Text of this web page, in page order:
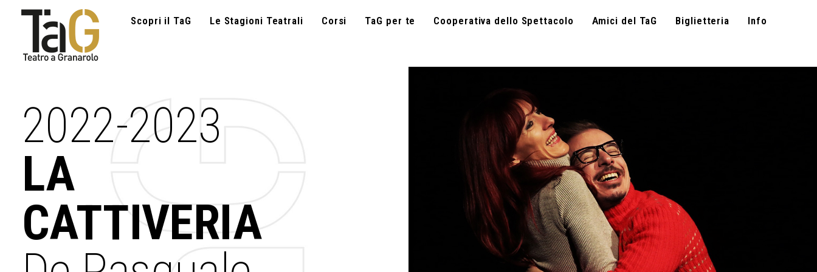
Scopri il TaG Le Stagioni Teatrali Corsi TaG per te Cooperativa dello Spettacolo Amici del TaG Biglietteria Info
2022-2023
LA
CATTIVERIA